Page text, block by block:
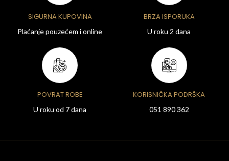
SIGURNA KUPOVINA
Plaćanje pouzećem i online
BRZA ISPORUKA
U roku 2 dana
POVRAT ROBE
U roku od 7 dana
KORISNIČKA PODRŠKA
051 890 362